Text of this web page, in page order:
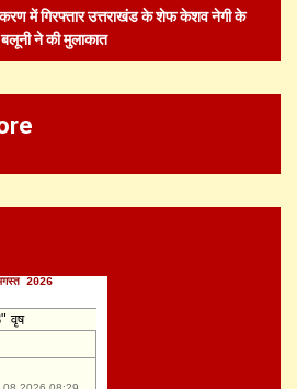
में गिरफ्तार उत्तराखंड के शेफ केशव नेगी के
ने की मुलाकात